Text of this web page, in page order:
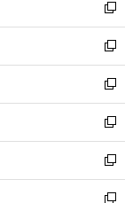
で
開
く
ド
ウ
で
開
く
新
し
い
ウ
ィ
ン
ド
ウ
で
開
く
新
し
い
ウ
ィ
ン
ド
ウ
で
新
し
い
ウ
ィ
ン
ド
新
し
い
ウ
新
し